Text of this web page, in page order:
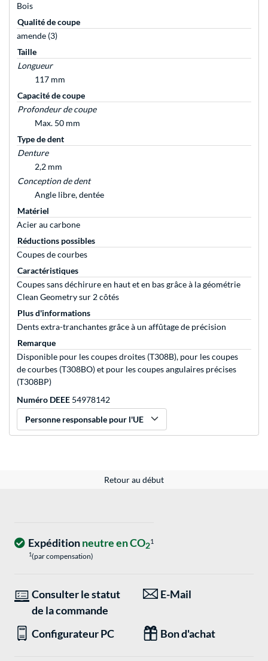
Bois
Qualité de coupe
amende (3)
Taille
Longueur
117 mm
Capacité de coupe
Profondeur de coupe
Max. 50 mm
Type de dent
Denture
2,2 mm
Conception de dent
Angle libre, dentée
Matériel
Acier au carbone
Réductions possibles
Coupes de courbes
Caractéristiques
Coupes sans déchirure en haut et en bas grâce à la géométrie
Clean Geometry sur 2 côtés
Plus d'informations
Dents extra-tranchantes grâce à un affûtage de précision
Remarque
Disponible pour les coupes droites (T308B), pour les coupes
de courbes (T308BO) et pour les coupes angulaires précises
(T308BP)
Numéro DEEE 54978142
Personne responsable pour l'UE
Retour au début
Expéditionneutre en CO21
1(par compensation)
Consulter le statut
de la commande
E-Mail
Configurateur PC Bon d'achat